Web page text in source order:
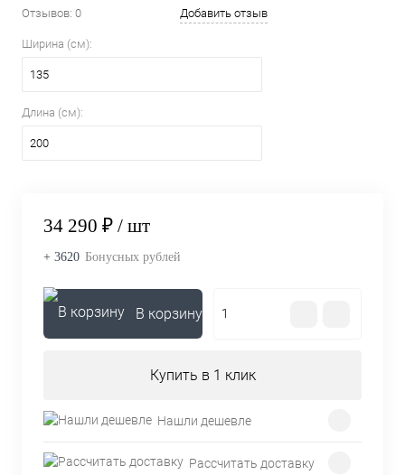
Отзывов: 0 Добавить отзыв
Ширина (см):
135
Длина (см):
200
34 290 ₽ / шт
+ 3620 Бонусных рублей
В корзину
Купить в 1 клик
Нашли дешевле
Рассчитать доставку